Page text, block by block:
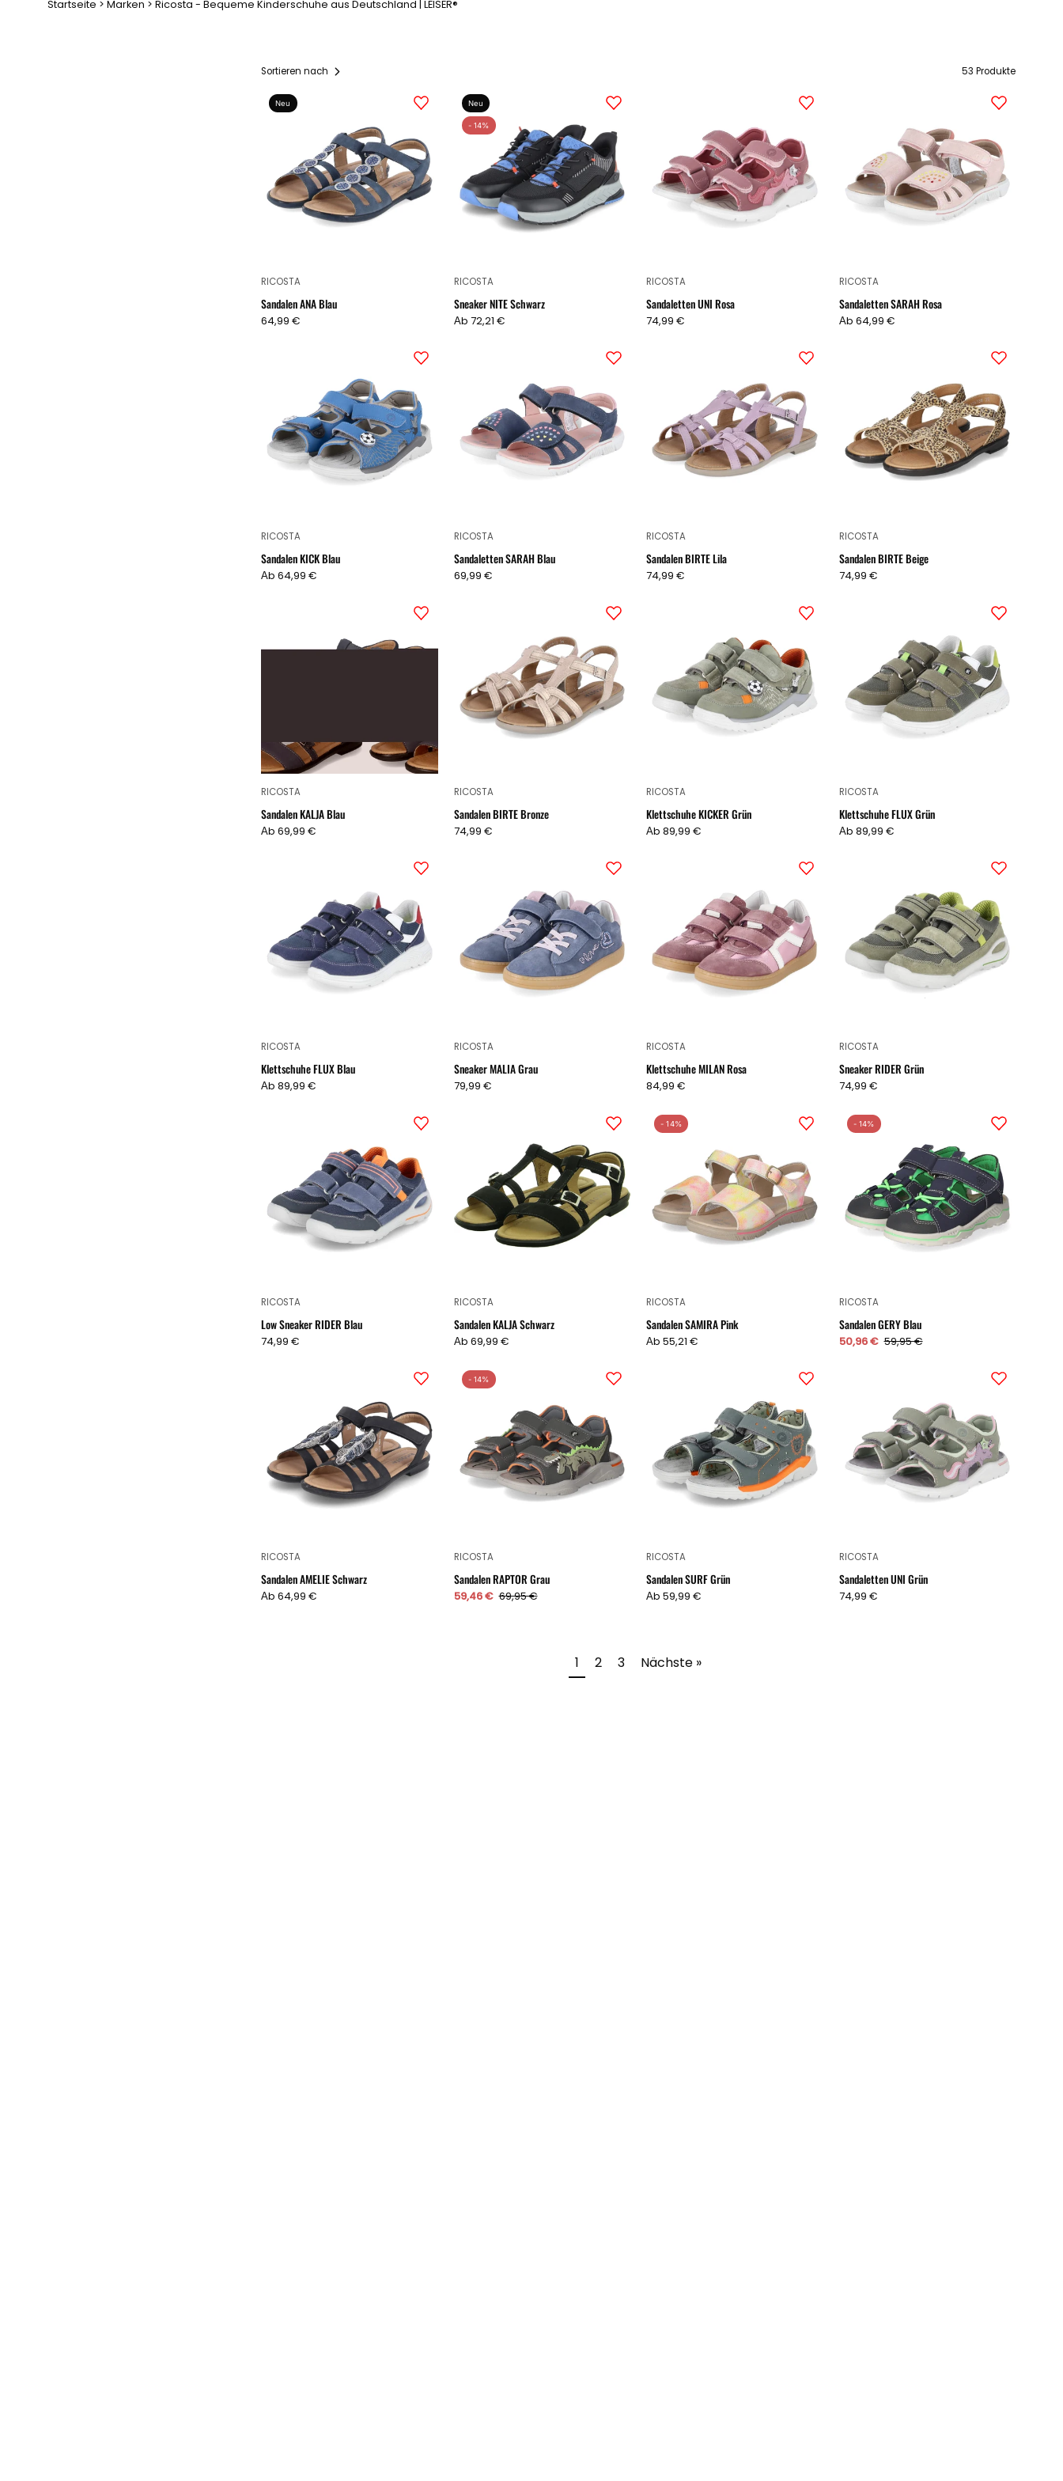
Startseite Marken Ricosta - Bequeme Kinderschuhe aus Deutschland | LEISER®
Sortieren nach 53 Produkte
Blau
Neu
RICOSTA
Sandalen ANA Blau
64,99 €
Schwarz
Neu
- 14%
RICOSTA
Sneaker NITE Schwarz
Аb 72,21 €
Sandaletten
Rosa
RICOSTA
Sandaletten UNI Rosa
74,99 €
Sandaletten
Rosa
RICOSTA
Sandaletten SARAH Rosa
Аb 64,99 €
Blau
RICOSTA
Sandalen KICK Blau
Аb 64,99 €
Sandaletten
Blau
RICOSTA
Sandaletten SARAH Blau
69,99 €
Lila
RICOSTA
Sandalen BIRTE Lila
74,99 €
Beige
RICOSTA
Sandalen BIRTE Beige
74,99 €
Blau
RICOSTA
Sandalen KALJA Blau
Аb 69,99 €
Bronze
RICOSTA
Sandalen BIRTE Bronze
74,99 €
Klettschuhe
Grün
RICOSTA
Klettschuhe KICKER Grün
Аb 89,99 €
Klettschuhe
Grün
RICOSTA
Klettschuhe FLUX Grün
Аb 89,99 €
Klettschuhe
Blau
RICOSTA
Klettschuhe FLUX Blau
Аb 89,99 €
Grau
RICOSTA
Sneaker MALIA Grau
79,99 €
Klettschuhe
Rosa
RICOSTA
Klettschuhe MILAN Rosa
84,99 €
Grün
RICOSTA
Sneaker RIDER Grün
74,99 €
RIDER
Blau
RICOSTA
Low Sneaker RIDER Blau
74,99 €
Schwarz
RICOSTA
Sandalen KALJA Schwarz
Аb 69,99 €
Pink
- 14%
RICOSTA
Sandalen SAMIRA Pink
Аb 55,21 €
Blau
- 14%
RICOSTA
Sandalen GERY Blau
50,96 € 59,95 €
Schwarz
RICOSTA
Sandalen AMELIE Schwarz
Аb 64,99 €
Grau
- 14%
RICOSTA
Sandalen RAPTOR Grau
59,46 € 69,95 €
Grün
RICOSTA
Sandalen SURF Grün
Аb 59,99 €
Sandaletten
Grün
RICOSTA
Sandaletten UNI Grün
74,99 €
1 2 3 Nächste »